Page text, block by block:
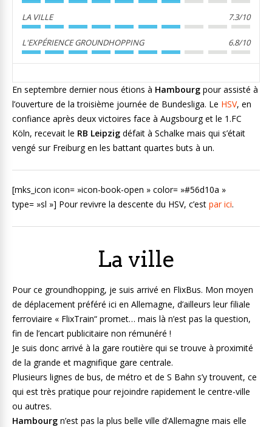
LA VILLE 7.3/10
L'EXPÉRIENCE GROUNDHOPPING 6.8/10
En septembre dernier nous étions à Hambourg pour assisté à
l’ouverture de la troisième journée de Bundesliga. Le HSV, en
confiance après deux victoires face à Augsbourg et le 1.FC
Köln, recevait le RB Leipzig défait à Schalke mais qui s’était
vengé sur Freiburg en les battant quartes buts à un.
[mks_icon icon= »icon-book-open » color= »#56d10a »
type= »sl »] Pour revivre la descente du HSV, c’est par ici.
La ville
Pour ce groundhopping, je suis arrivé en FlixBus. Mon moyen
de déplacement préféré ici en Allemagne, d’ailleurs leur filiale
ferroviaire « FlixTrain“ promet… mais là n’est pas la question,
fin de l’encart publicitaire non rémunéré !
Je suis donc arrivé à la gare routière qui se trouve à proximité
de la grande et magnifique gare centrale.
Plusieurs lignes de bus, de métro et de S Bahn s’y trouvent, ce
qui est très pratique pour rejoindre rapidement le centre-ville
ou autres.
Hambourg n’est pas la plus belle ville d’Allemagne mais elle